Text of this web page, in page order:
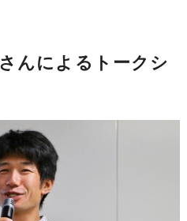
んによるトークシ